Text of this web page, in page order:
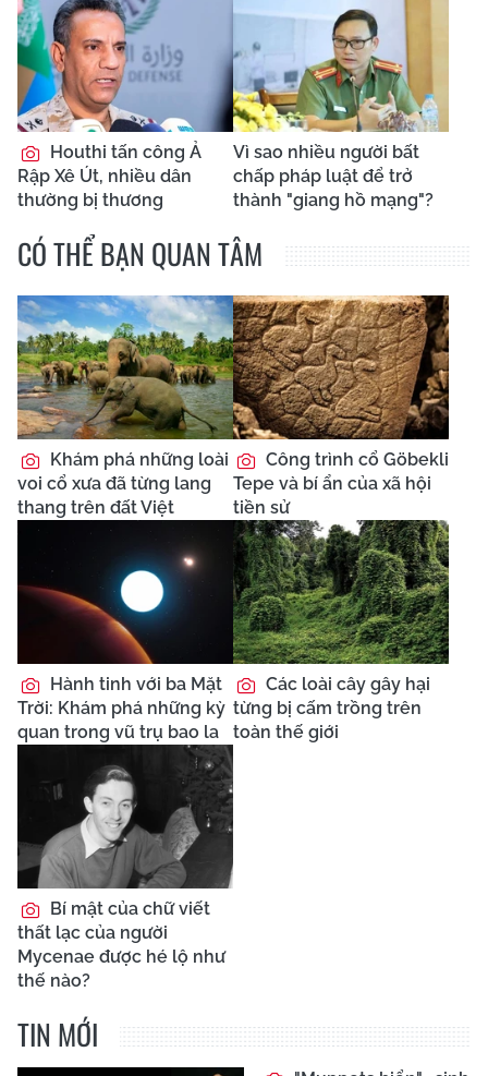
Houthi tấn công Ả
Rập Xê Út, nhiều dân
thường bị thương
Vì sao nhiều người bất
chấp pháp luật để trở
thành "giang hồ mạng"?
CÓ THỂ BẠN QUAN TÂM
Khám phá những loài
voi cổ xưa đã từng lang
thang trên đất Việt
Công trình cổ Göbekli
Tepe và bí ẩn của xã hội
tiền sử
Hành tinh với ba Mặt
Trời: Khám phá những kỳ
quan trong vũ trụ bao la
Các loài cây gây hại
từng bị cấm trồng trên
toàn thế giới
Bí mật của chữ viết
thất lạc của người
Mycenae được hé lộ như
thế nào?
TIN MỚI